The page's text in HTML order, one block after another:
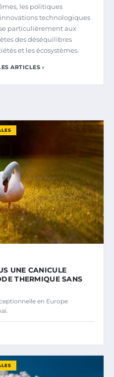
les politiques
technologiques
particulièrement aux
des déséquilibres
et les écosystèmes.
ARTICLES ›
UNE CANICULE
THERMIQUE SANS
en Europe